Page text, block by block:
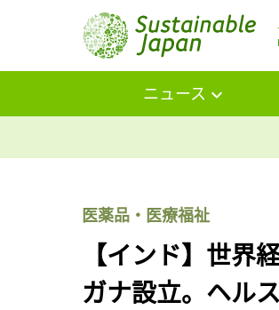
ニュース
医薬品・医療福祉
【インド】世界
ガナ設立。ヘル